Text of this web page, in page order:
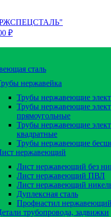
₽
сталь
нержавейка
Трубы нержавеющие
Трубы нержавеющие
прямоугольные
Трубы нержавеющие
квадратные
Трубы нержавеющие
нержавеющий
Лист нержавеющий без
Лист нержавеющий ПВЛ
Лист нержавеющий
Дуплексная сталь
Профнастил нержавеющий
трубопровода, задвижки